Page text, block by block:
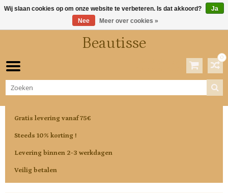
Beautisse
0
Gratis levering vanaf 75€
Steeds 10% korting !
Levering binnen 2-3 werkdagen
Veilig betalen
Wij slaan cookies op om onze website te verbeteren. Is dat akkoord?
Ja
Nee
Meer over cookies »